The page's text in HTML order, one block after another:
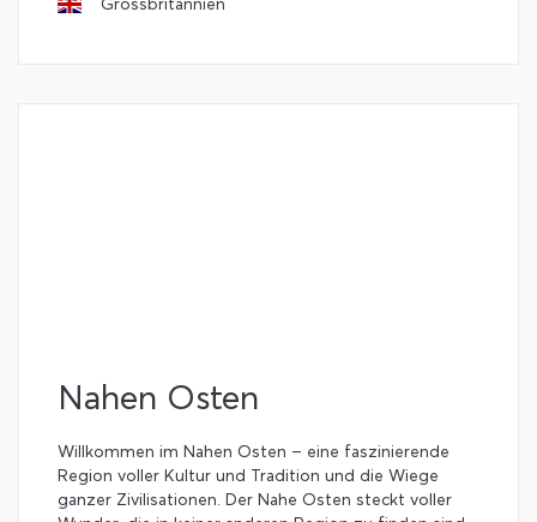
Nahen Osten
Willkommen im Nahen Osten – eine faszinierende
Region voller Kultur und Tradition und die Wiege
ganzer Zivilisationen. Der Nahe Osten steckt voller